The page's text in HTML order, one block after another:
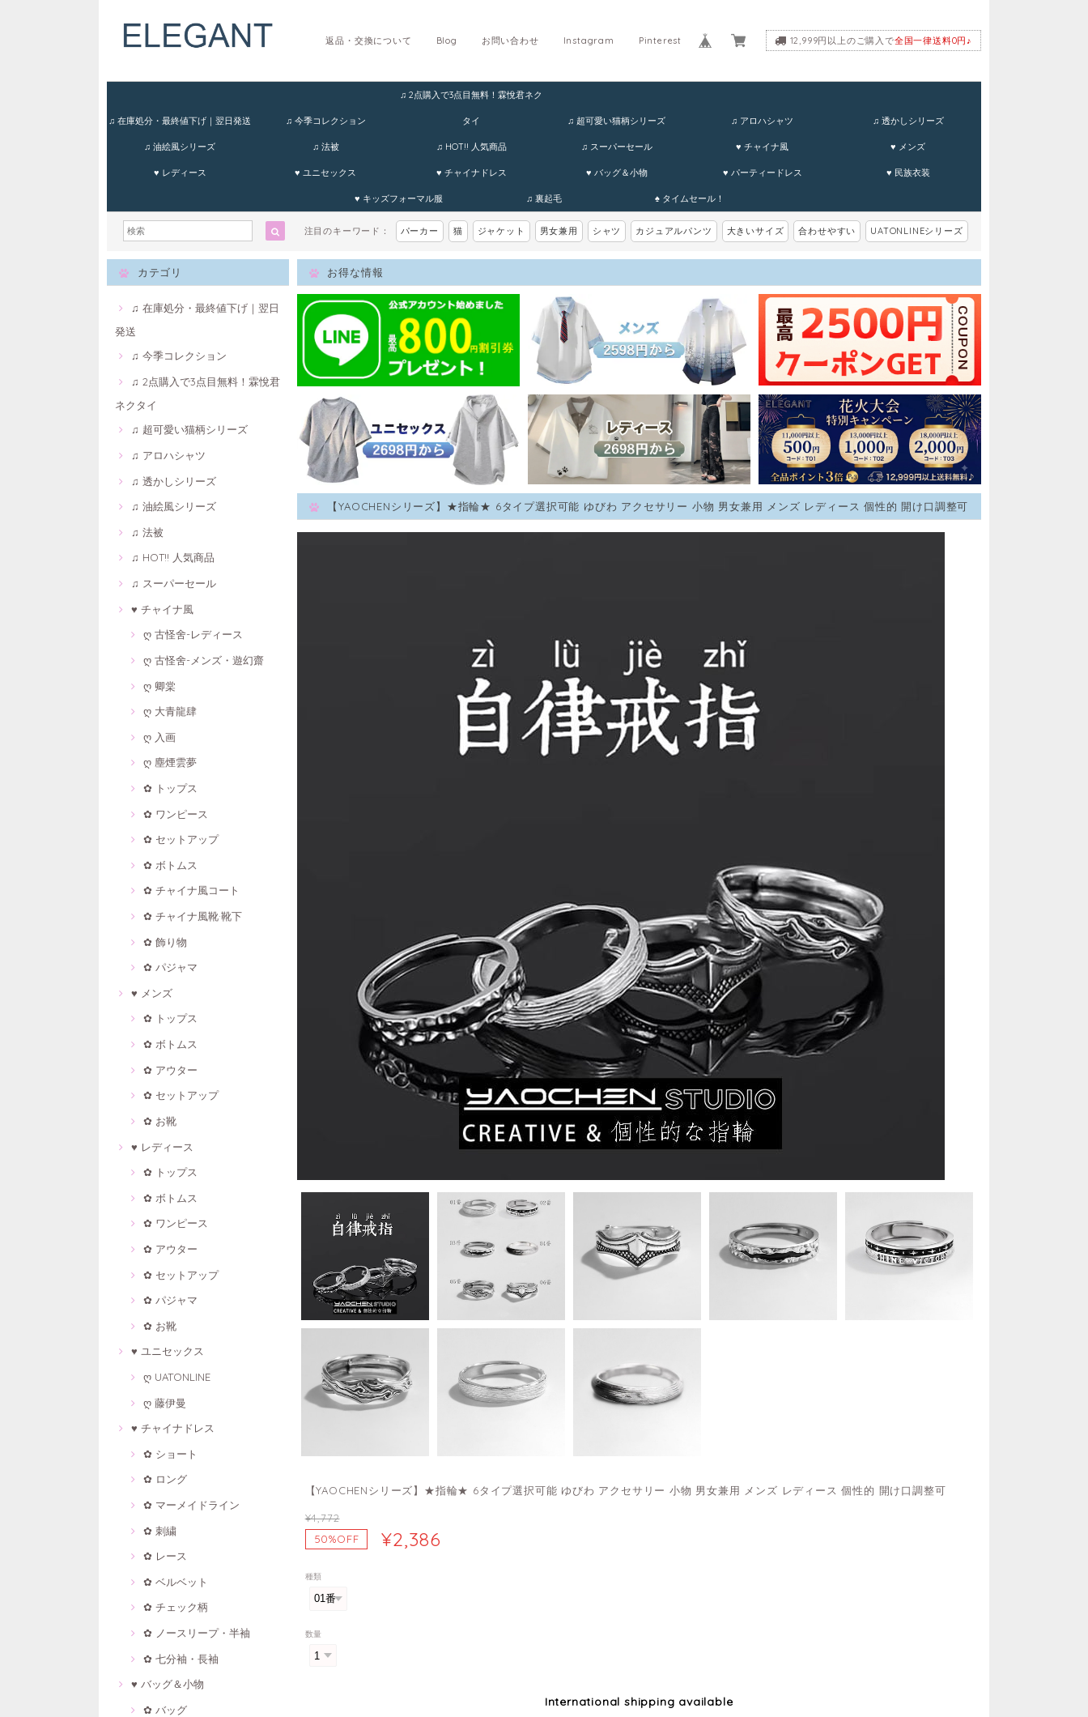
12,999円以上のご購入で全国一律送料0円♪
Pinterest
Instagram
お問い合わせ
Blog
返品・交換について
♫ 在庫処分・最終値下げ｜翌日発送 ♫ 今季コレクション
♫ 2点購入で3点目無料！霖悅君ネク
タイ ♫ 超可愛い猫柄シリーズ ♫ アロハシャツ ♫ 透かしシリーズ
♫ 油絵風シリーズ ♫ 法被 ♫ HOT!! 人気商品 ♫ スーパーセール ♥ チャイナ風 ♥ メンズ
♥ レディース ♥ ユニセックス ♥ チャイナドレス ♥ バッグ＆小物 ♥ パーティードレス ♥ 民族衣装
♥ キッズフォーマル服 ♫ 裏起毛 ♠ タイムセール！
注目のキーワード： パーカー 猫 ジャケット 男女兼用 シャツ カジュアルパンツ 大きいサイズ 合わせやすい UATONLINEシリーズ
カテゴリ
♫ 在庫処分・最終値下げ｜翌日
発送
♫ 今季コレクション
♫ 2点購入で3点目無料！霖悅君
ネクタイ
♫ 超可愛い猫柄シリーズ
♫ アロハシャツ
♫ 透かしシリーズ
♫ 油絵風シリーズ
♫ 法被
♫ HOT!! 人気商品
♫ スーパーセール
♥ チャイナ風
ღ 古怪舍-レディース
ღ 古怪舍-メンズ・遊幻齋
ღ 卿棠
ღ 大青龍肆
ღ 入画
ღ 塵煙雲夢
✿ トップス
✿ ワンピース
✿ セットアップ
✿ ボトムス
✿ チャイナ風コート
✿ チャイナ風靴·靴下
✿ 飾り物
✿ パジャマ
♥ メンズ
✿ トップス
✿ ボトムス
✿ アウター
✿ セットアップ
✿ お靴
♥ レディース
✿ トップス
✿ ボトムス
✿ ワンピース
✿ アウター
✿ セットアップ
✿ パジャマ
✿ お靴
♥ ユニセックス
ღ UATONLINE
ღ 藤伊曼
♥ チャイナドレス
✿ ショート
✿ ロング
✿ マーメイドライン
✿ 刺繍
✿ レース
✿ ベルベット
✿ チェック柄
✿ ノースリープ・半袖
✿ 七分袖・長袖
♥ バッグ＆小物
✿ バッグ
お得な情報
【YAOCHENシリーズ】★指輪★ 6タイプ選択可能 ゆびわ アクセサリー 小物 男女兼用 メンズ レディース 個性的 開け口調整可
【YAOCHENシリーズ】★指輪★ 6タイプ選択可能 ゆびわ アクセサリー 小物 男女兼用 メンズ レディース 個性的 開け口調整可
¥4,772
50%OFF
¥2,386
種類
数量
International shipping available